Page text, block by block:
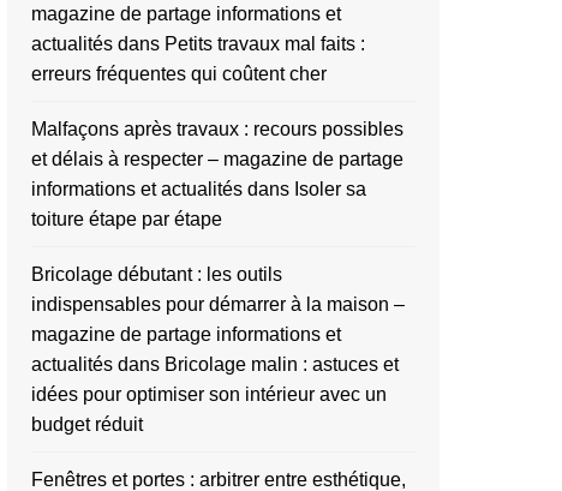
magazine de partage informations et
actualités dans Petits travaux mal faits :
erreurs fréquentes qui coûtent cher
Malfaçons après travaux : recours possibles
et délais à respecter – magazine de partage
informations et actualités dans Isoler sa
toiture étape par étape
Bricolage débutant : les outils
indispensables pour démarrer à la maison –
magazine de partage informations et
actualités dans Bricolage malin : astuces et
idées pour optimiser son intérieur avec un
budget réduit
Fenêtres et portes : arbitrer entre esthétique,